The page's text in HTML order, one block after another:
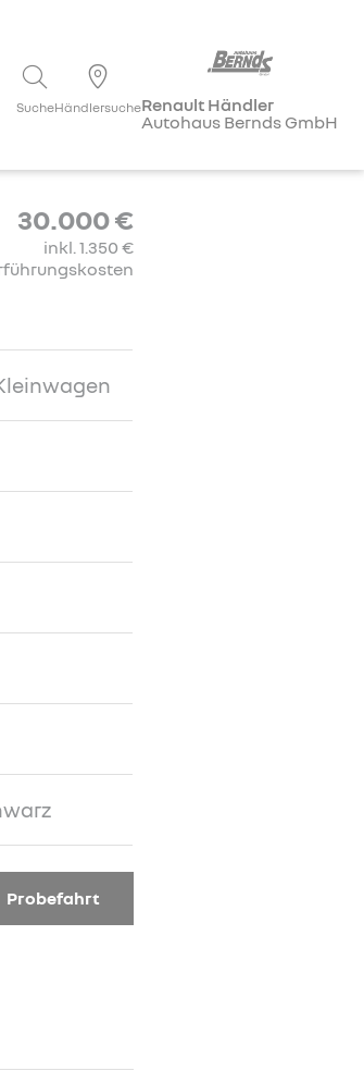
SucheHändlersucheRenault Händler
Autohaus Bernds GmbH
30.000 €
inkl. 1.350 €
Probefahrt